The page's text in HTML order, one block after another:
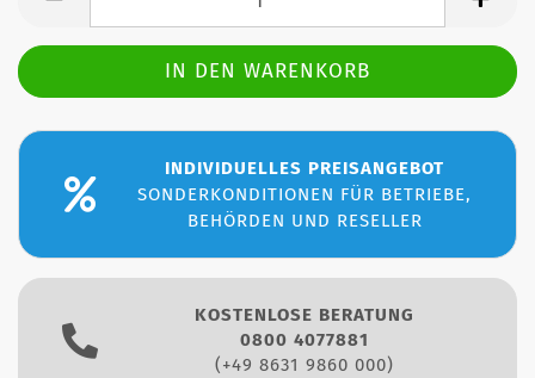
INDIVIDUELLES PREISANGEBOT
SONDERKONDITIONEN FÜR BETRIEBE,
BEHÖRDEN UND RESELLER
KOSTENLOSE BERATUNG
0800 4077881
(+49 8631 9860 000)